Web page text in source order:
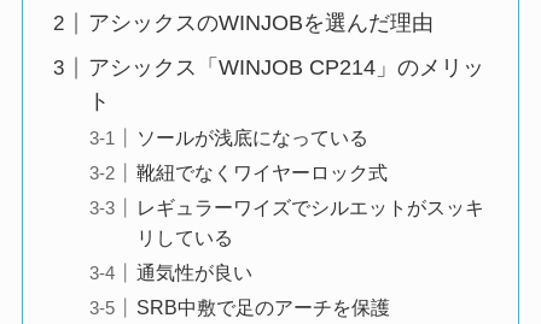
アシックスのWINJOBを選んだ理由
アシックス「WINJOB CP214」のメリッ
ト
ソールが浅底になっている
靴紐でなくワイヤーロック式
レギュラーワイズでシルエットがスッキ
リしている
通気性が良い
SRB中敷で足のアーチを保護